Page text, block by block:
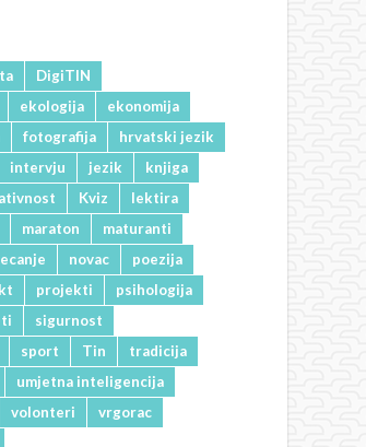
DigiTIN
ekologija
ekonomija
fotografija
hrvatski jezik
intervju jezik
knjiga
Kviz
lektira
maraton
maturanti
novac
poezija
projekti
psihologija
sigurnost
sport Tin
tradicija
umjetna inteligencija
volonteri
vrgorac